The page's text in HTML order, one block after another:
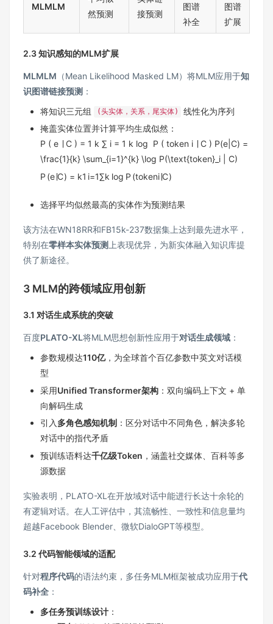
MLMLM
然预测
接预测
图谱
补全
图谱
扩展
2.3 知识感知的MLM扩展
MLMLM （Mean Likelihood Masked LM）将MLM应用于知
识图谱链接预测 ：
将知识三元组
(头实体，关系，尾实体)
线性化为序列
掩盖实体位置并计算平均生成似然：
P ( e ∣ C ) = 1 k ∑ i = 1 k log ⁡ P ( token i ∣ C ) P(e|C) =
\frac{1}{k} \sum_{i=1}^{k} \log P(\text{token}_i | C)
P (e∣C) = k1 i=1∑k log P (tokeni∣C)
选择平均似然最高的实体作为预测结果
该方法在WN18RR和FB15k-237数据集上达到最先进水平，
特别在零样本实体预测 上表现优异，为新实体融入知识库提
供了新途径。
3 MLM的跨领域应用创新
3.1 对话生成系统的突破
百度PLATO-XL将MLM思想创新性应用于对话生成领域 ：
参数规模达110亿，为全球首个百亿参数中英文对话模
型
采用Unified Transformer架构 ：双向编码上下文 + 单
向解码生成
引入 多角色感知机制 ：区分对话中不同角色，解决多轮
对话中的指代矛盾
预训练语料达千亿级Token ，涵盖社交媒体、百科等多
源数据
实验表明，PLATO-XL在开放域对话中能进行长达十余轮的
有逻辑对话。在人工评估中，其流畅性、一致性和信息量均
超越Facebook Blender、微软DialoGPT等模型。
3.2 代码智能领域的适配
针对程序代码的语法约束，多任务MLM框架被成功应用于代
码补全 ：
多任务预训练设计 ：